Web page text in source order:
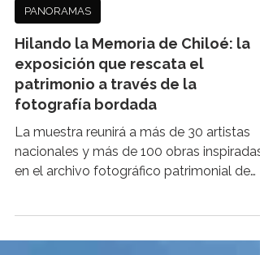
PANORAMAS
Hilando la Memoria de Chiloé: la
exposición que rescata el
patrimonio a través de la
fotografía bordada
La muestra reunirá a más de 30 artistas
nacionales y más de 100 obras inspiradas
Quinchao. La tecnología de impresión de
gran formato permitirá extender la